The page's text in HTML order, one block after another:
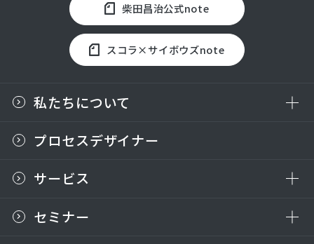
柴田昌治公式note
スコラ×サイボウズnote
私たちについて
プロセスデザイナー
サービス
セミナー